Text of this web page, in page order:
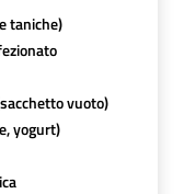
taniche)
vuoto)
yogurt)